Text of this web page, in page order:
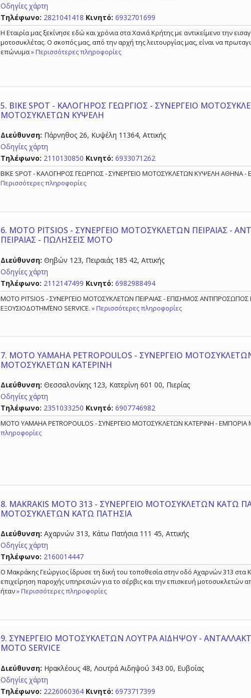
Οδηγίες χάρτη
Τηλέφωνο: 2821041418 Κινητό: 6932701699
Η Εταιρία μας ξεκίνησε εδώ και χρόνια στα Χανιά Κρήτης με αντικείμενο την
μοτοσυκλέτας. Ο σκοπός μας, από την αρχή της λειτουργίας μας, είναι να
επώνυμα» Περισσότερες πληροφορίες
5. BIKE SPOT - ΚΑΛΟΓΗΡΟΣ ΓΕΩΡΓΙΟΣ - ΣΥΝΕΡΓΕΙΟ
ΜΟΤΟΣΥΚΛΕΤΩΝ ΚΥΨΕΛΗ
Διεύθυνση: Πάρνηθος 26, Κυψέλη 11364, Αττικής
Οδηγίες χάρτη
Τηλέφωνο: 2110130850 Κινητό: 6933071262
BIKE SPOT - ΚΑΛΟΓΗΡΟΣ ΓΕΩΡΓΙΟΣ - ΣΥΝΕΡΓΕΙΟ ΜΟΤΟΣΥΚΛΕΤΩΝ ΚΥΨΕΛΗ ΑΘΗΝΑ
Περισσότερες πληροφορίες
6. MOTO PITSIOS - ΣΥΝΕΡΓΕΙΟ ΜΟΤΟΣΥΚΛΕΤΩΝ ΠΕΙΡΑΙΑΣ -
ΠΕΙΡΑΙΑΣ - ΠΩΛΗΣΕΙΣ ΜΟΤΟ
Διεύθυνση: Θηβών 123, Πειραιάς 185 42, Αττικής
Οδηγίες χάρτη
Τηλέφωνο: 2112147499 Κινητό: 6982988494
MOTO PITSIOS - ΣΥΝΕΡΓΕΙΟ ΜΟΤΟΣΥΚΛΕΤΩΝ ΠΕΙΡΑΙΑΣ - ΕΠΙΣΗΜΟΣ ΑΝΤΙΠΡΟΣΩΠΟΣ
ΕΞΟΥΣΙΟΔΟΤΗΜΈΝΟ SERVICE. » Περισσότερες πληροφορίες
7. MOTO YAMAHA PETROPOULOS - ΣΥΝΕΡΓΕΙΟ
ΜΟΤΟΣΥΚΛΕΤΩΝ ΚΑΤΕΡΙΝΗ
Διεύθυνση: Θεσσαλονίκης 123, Κατερίνη 601 00, Πιερίας
Οδηγίες χάρτη
Τηλέφωνο: 2351033250 Κινητό: 6907746982
MOTO YAMAHA PETROPOULOS - ΣΥΝΕΡΓΕΙΟ ΜΟΤΟΣΥΚΛΕΤΩΝ ΚΑΤΕΡΙΝΗ -
πληροφορίες
8. MAKRAKIS MOTO 313 - ΣΥΝΕΡΓΕΙΟ ΜΟΤΟΣΥΚΛΕΤΩΝ ΚΑΤΩ
ΜΟΤΟΣΥΚΛΕΤΩΝ ΚΑΤΩ ΠΑΤΗΣΙΑ
Διεύθυνση: Αχαρνών 313, Κάτω Πατήσια 111 45, Αττικής
Οδηγίες χάρτη
Τηλέφωνο: 2160014447
Ο Μακράκης Γεώργιος ίδρυσε τη δική του τοποθεσία στην οδό Αχαρνών 313
επιχείρηση παροχής υπηρεσιών για το σέρβις και την επισκευή μοτοσυκλετών
ήταν» Περισσότερες πληροφορίες
9. ΣΥΝΕΡΓΕΙΟ ΜΟΤΟΣΥΚΛΕΤΩΝ ΛΟΥΤΡΑ ΑΙΔΗΨΟΥ -
MOTO SERVICE
Διεύθυνση: Ηρακλέους 48, Λουτρά Αιδηψού 343 00, Ευβοίας
Οδηγίες χάρτη
Τηλέφωνο: 2226060364 Κινητό: 6973717399